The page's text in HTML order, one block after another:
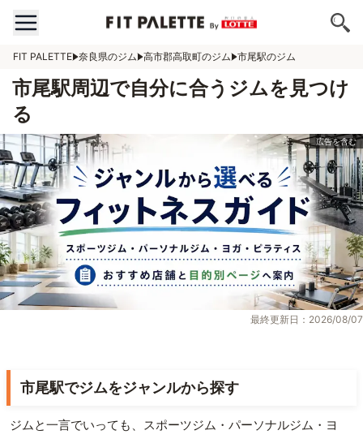
FIT PALETTE 奈良県のジム 高市郡高取町のジム 市尾駅のジム
市尾駅周辺で自分に合うジムを見つけ
る
最終更新日：2026/08/07
市尾駅でジムをジャンルから探す
ジムと一言でいっても、スポーツジム・パーソナルジム・ヨ